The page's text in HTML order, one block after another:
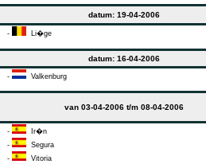
datum: 19-04-2006
- Li�ge
datum: 16-04-2006
- Valkenburg
van 03-04-2006 t/m 08-04-2006
- Ir�n
- Segura
- Vitoria